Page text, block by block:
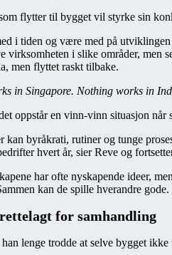
flytter til bygget vil styrke sin
i tiden og være med på
virksomheten i slike områder, men
men flyttet raskt tilbake.
in Singapore. Nothing works in
oppstår en vinn-vinn situasjon når
kan byråkrati, rutiner og tunge
hvert år, sier Reve og
har ofte nyskapende ideer,
kan de spille hverandre gode.
for samhandling
lenge trodde at selve bygget